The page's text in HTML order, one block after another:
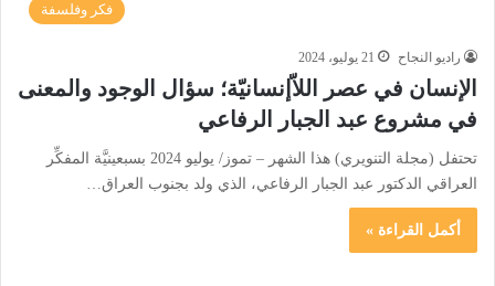
فكر وفلسفة
راديو النجاح 21 يوليو، 2024
الإنسان في عصر اللاّإنسانيّة؛ سؤال الوجود والمعنى
في مشروع عبد الجبار الرفاعي
تحتفل (مجلة التنويري) هذا الشهر – تموز/ يوليو 2024 بسبعينيَّة المفكِّر
العراقي الدكتور عبد الجبار الرفاعي، الذي ولد بجنوب العراق…
أكمل القراءة »